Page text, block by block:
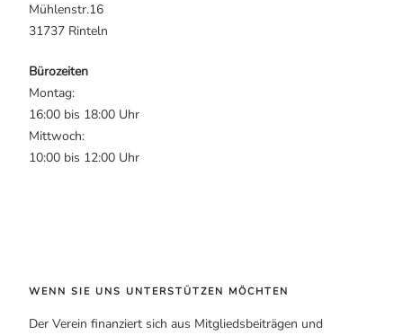
Mühlenstr.16
31737 Rinteln
Bürozeiten
Montag:
16:00 bis 18:00 Uhr
Mittwoch:
10:00 bis 12:00 Uhr
WENN SIE UNS UNTERSTÜTZEN MÖCHTEN
Der Verein finanziert sich aus Mitgliedsbeiträgen und